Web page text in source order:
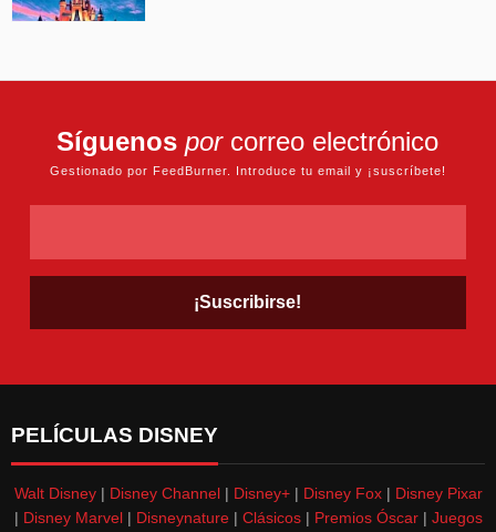
Síguenos porcorreo electrónico
Gestionado por FeedBurner. Introduce tu email y ¡suscríbete!
PELÍCULAS DISNEY
Walt Disney| Disney Channel| Disney+| Disney Fox| Disney Pixar
| Disney Marvel| Disneynature| Clásicos| Premios Óscar| Juegos